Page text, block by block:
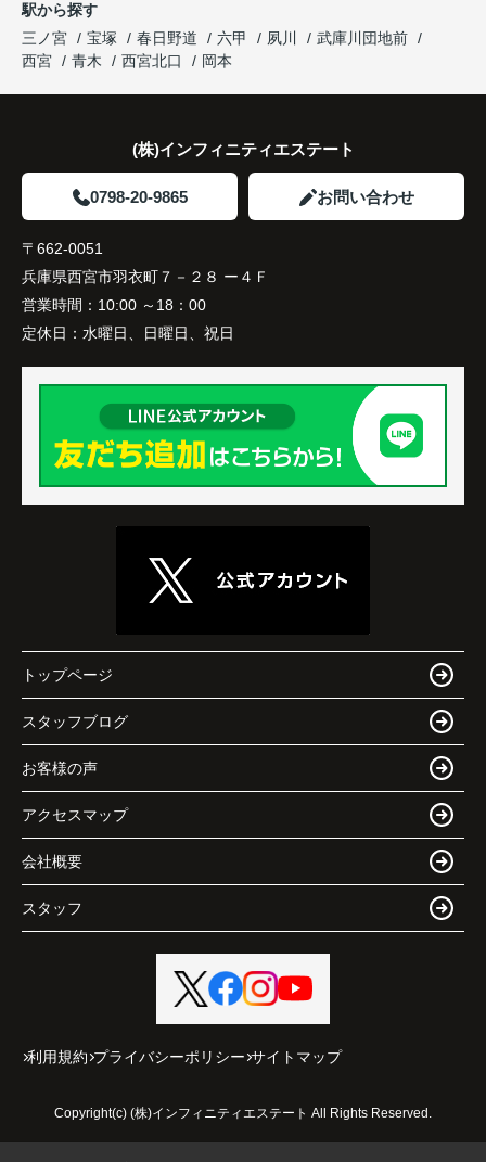
駅から探す
三ノ宮
宝塚 春日野道 六甲 夙川
武庫川団地前
西宮
青木 西宮北口 岡本
(株)インフィニティエステート
0798-20-9865 お問い合わせ
〒662-0051
兵庫県西宮市羽衣町７－２８ ー４Ｆ
営業時間： 10:00 ～18：00
定休日： 水曜日、日曜日、祝日
トップページ
スタッフブログ
お客様の声
アクセスマップ
会社概要
スタッフ
利用規約 プライバシーポリシー サイトマップ
Copyright(c) (株)インフィニティエステート All Rights Reserved.